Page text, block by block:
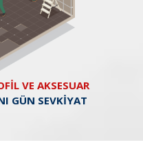
VE AKSESUAR
GÜN SEVKİYAT